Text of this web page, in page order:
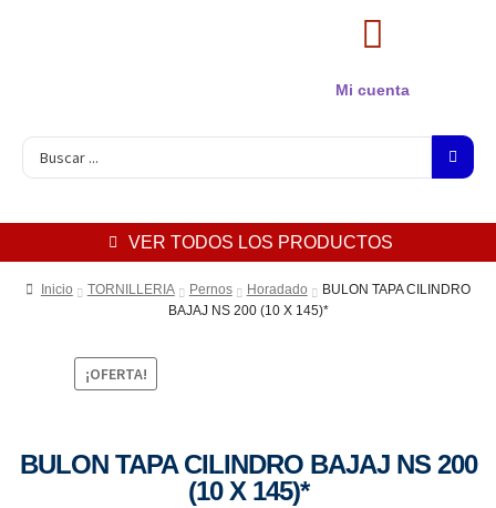
Mi cuenta
VER TODOS LOS PRODUCTOS
Inicio TORNILLERIA Pernos Horadado
BULON TAPA CILINDRO
BAJAJ NS 200 (10 X 145)*
¡OFERTA!
BULON TAPA CILINDRO BAJAJ NS 200
(10 X 145)*